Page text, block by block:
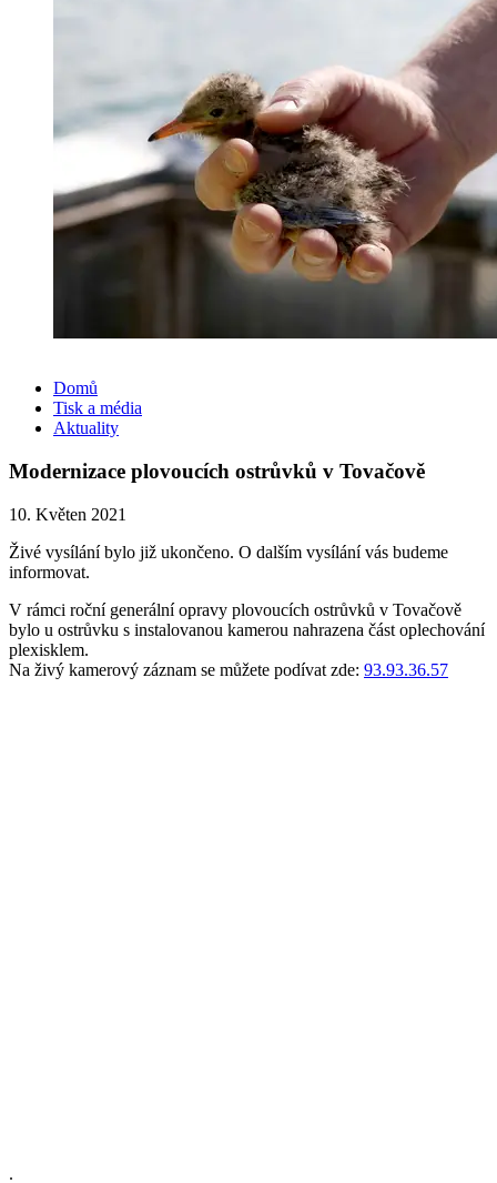
Domů
Tisk a média
Aktuality
Modernizace plovoucích ostrůvků v Tovačově
10. Květen 2021
Živé vysílání bylo již ukončeno. O dalším vysílání vás budeme
informovat.
V rámci roční generální opravy plovoucích ostrůvků v Tovačově
bylo u ostrůvku s instalovanou kamerou nahrazena část oplechování
plexisklem.
Na živý kamerový záznam se můžete podívat zde: 93.93.36.57
.